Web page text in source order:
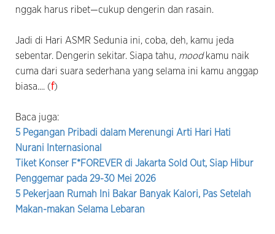
nggak harus ribet—cukup dengerin dan rasain.
Jadi di Hari ASMR Sedunia ini, coba, deh, kamu jeda
sebentar. Dengerin sekitar. Siapa tahu, mood kamu naik
cuma dari suara sederhana yang selama ini kamu anggap
biasa.... (f)
Baca juga:
5 Pegangan Pribadi dalam Merenungi Arti Hari Hati
Nurani Internasional
Tiket Konser F*FOREVER di Jakarta Sold Out, Siap Hibur
Penggemar pada 29-30 Mei 2026
5 Pekerjaan Rumah Ini Bakar Banyak Kalori, Pas Setelah
Makan-makan Selama Lebaran